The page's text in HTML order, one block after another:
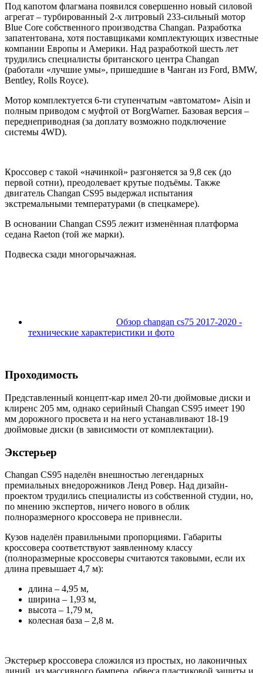
Под капотом флагмана появился совершенно новый силовой
агрегат – турбированный 2-х литровый 233-сильный мотор
Blue Core собственного производства Changan. Разработка
запатентована, хотя поставщиками комплектующих известные
компании Европы и Америки. Над разработкой шесть лет
трудились специалисты британского центра Changan
(работали «лучшие умы», пришедшие в Чанган из Ford, BMW,
Bentley, Rolls Royce).
Мотор комплектуется 6-ти cтупенчатым «автоматом» Aisin и
полным приводом c муфтой от BorgWarner. Базовая версия –
переднеприводная (за доплату возможно подключение
системы 4WD).
Кроссовер с такой «начинкой» разгоняется за 9,8 сек (до
первой сотни), преодолевает крутые подъёмы. Также
двигатель Changan CS95 выдержал испытания
экстремальными температурами (в спецкамере).
В основании Changan CS95 лежит изменённая платформа
седана Raeton (той же марки).
Подвеска сзади многорычажная.
Обзор changan cs75 2017-2020 -
технические характеристики и фото
Проходимость
Представленный концепт-кар имел 20-ти дюймовые диски и
клиренс 205 мм, однако серийный Changan CS95 имеет 190
мм дорожного просвета и на него устанавливают 18-19
дюймовые диски (в зависимости от комплектации).
Экстерьер
Changan CS95 наделён внешностью легендарных
премиальных внедорожников Ленд Ровер. Над дизайн-
проектом трудились специалисты из собственной студии, но,
по мнению экспертов, ничего нового в облик
полноразмерного кроссовера не привнесли.
Кузов наделён правильными пропорциями. Габариты
кроссовера соответствуют заявленному классу
(полноразмерные кроссоверы считаются таковыми, если их
длина превышает 4,7 м):
длина – 4,95 м,
ширина – 1,93 м,
высота – 1,79 м,
колесная база – 2,8 м.
Экстерьер кроссовера сложился из простых, но лаконичных